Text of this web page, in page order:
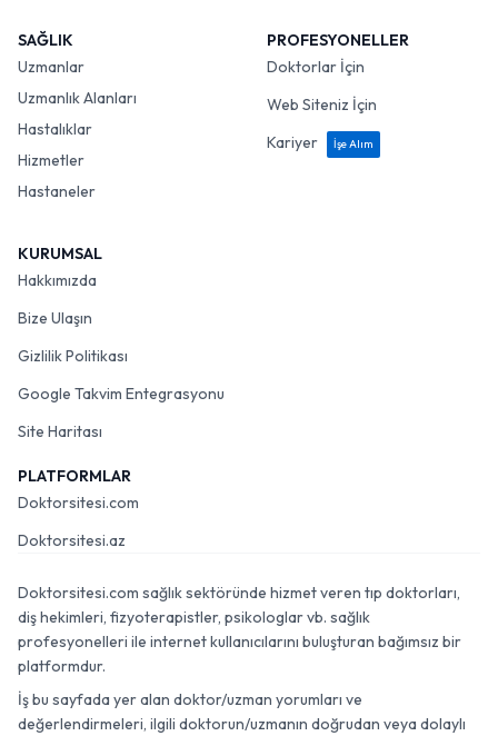
SAĞLIK
Uzmanlar
Uzmanlık Alanları
Hastalıklar
Hizmetler
Hastaneler
PROFESYONELLER
Doktorlar İçin
Web Siteniz İçin
Kariyer
İşe Alım
KURUMSAL
Hakkımızda
Bize Ulaşın
Gizlilik Politikası
Google Takvim Entegrasyonu
Site Haritası
PLATFORMLAR
Doktorsitesi.com
Doktorsitesi.az
Doktorsitesi.com sağlık sektöründe hizmet veren tıp doktorları,
diş hekimleri, fizyoterapistler, psikologlar vb. sağlık
profesyonelleri ile internet kullanıcılarını buluşturan bağımsız bir
platformdur.
İş bu sayfada yer alan doktor/uzman yorumları ve
değerlendirmeleri, ilgili doktorun/uzmanın doğrudan veya dolaylı